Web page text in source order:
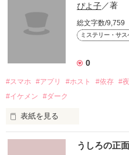
どうしてもキミを守りたい。
何度うまくいかなくたって、
何度だってキミの元へ。
彼の住む西暦3745年は、個人
ぴよ子／著
総文字数/9,759
ミステリー・サス
0
#スマホ #アプリ #ホスト #依存 #
#イケメン
#ダーク
表紙を見る
スマホアプリ『ポケットダーリ
うしろの正